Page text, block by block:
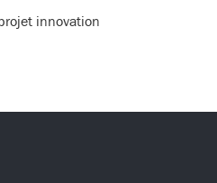
innovation